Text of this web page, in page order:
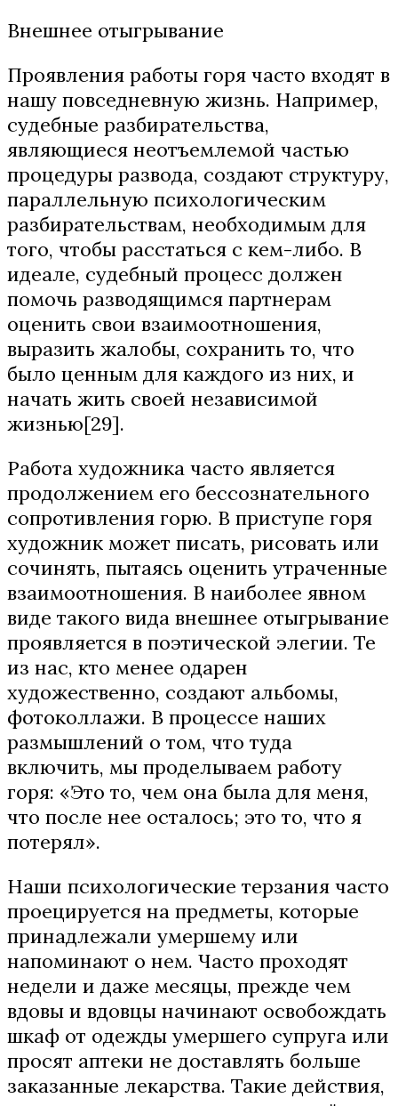
Внешнее отыгрывание
Проявления работы горя часто входят в
нашу повседневную жизнь. Например,
судебные разбирательства,
являющиеся неотъемлемой частью
процедуры развода, создают структуру,
параллельную психологическим
разбирательствам, необходимым для
того, чтобы расстаться с кем-либо. В
идеале, судебный процесс должен
помочь разводящимся партнерам
оценить свои взаимоотношения,
выразить жалобы, сохранить то, что
было ценным для каждого из них, и
начать жить своей независимой
жизнью[29].
Работа художника часто является
продолжением его бессознательного
сопротивления горю. В приступе горя
художник может писать, рисовать или
сочинять, пытаясь оценить утраченные
взаимоотношения. В наиболее явном
виде такого вида внешнее отыгрывание
проявляется в поэтической элегии. Те
из нас, кто менее одарен
художественно, создают альбомы,
фотоколлажи. В процессе наших
размышлений о том, что туда
включить, мы проделываем работу
горя: «Это то, чем она была для меня,
что после нее осталось; это то, что я
потерял».
Наши психологические терзания часто
проецируется на предметы, которые
принадлежали умершему или
напоминают о нем. Часто проходят
недели и даже месяцы, прежде чем
вдовы и вдовцы начинают освобождать
шкаф от одежды умершего супруга или
просят аптеки не доставлять больше
заказанные лекарства. Такие действия,